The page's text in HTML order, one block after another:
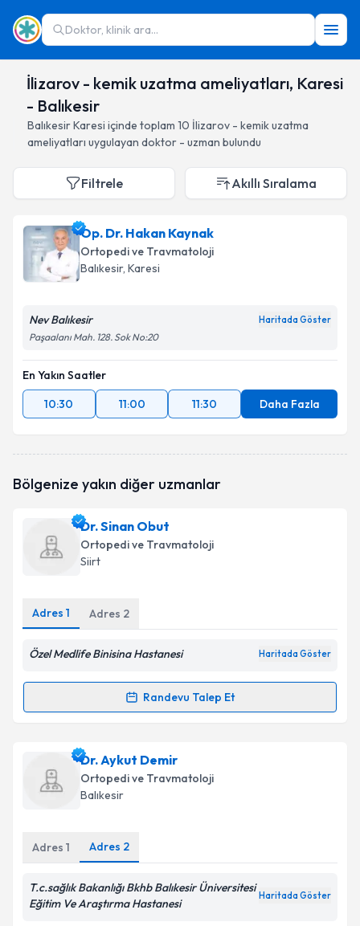
Doktor, klinik ara...
İlizarov - kemik uzatma ameliyatları, Karesi
- Balıkesir
BalıkesirKaresi içinde toplam 10 İlizarov - kemik uzatma
ameliyatları uygulayan doktor - uzman bulundu
Filtrele Akıllı Sıralama
Op. Dr. Hakan Kaynak
Ortopedi ve Travmatoloji
Balıkesir, Karesi
Nev Balıkesir Haritada Göster
Paşaalanı Mah. 128. Sok No:20
En Yakın Saatler
10:30
11:00 11:30 Daha Fazla
Bölgenize yakın diğer uzmanlar
Dr. Sinan Obut
Ortopedi ve Travmatoloji
Siirt
Adres 1 Adres 2
Özel Medlife Binisina Hastanesi Haritada Göster
Randevu Talep Et
Randevu Takvimi Talebi
Dr. Sinan Obut için randevu takvimi talebi oluşturun.
Size bu uzmandan randevu almanız için bir takvim
hazırlandığında e-posta ile bilgilendireceğiz.
Kişisel verilerimin işlenmesine ilişkin
Aydınlatma
Dr. Aykut Demir
Ortopedi ve Travmatoloji
Balıkesir
Adres 1 Adres 2
T.c.sağlık Bakanlığı Bkhb Balıkesir Üniversitesi
Eğitim Ve Araştırma Hastanesi
Haritada Göster